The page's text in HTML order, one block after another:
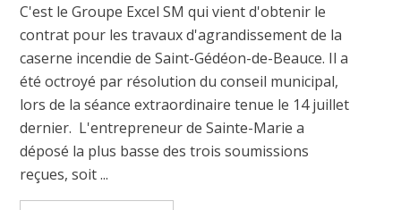
C'est le Groupe Excel SM qui vient d'obtenir le
contrat pour les travaux d'agrandissement de la
caserne incendie de Saint-Gédéon-de-Beauce. Il a
été octroyé par résolution du conseil municipal,
lors de la séance extraordinaire tenue le 14 juillet
dernier. L'entrepreneur de Sainte-Marie a
déposé la plus basse des trois soumissions
reçues, soit ...